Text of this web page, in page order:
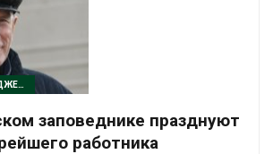
ЗАПОВЕДНЫЙ ДАЙДЖЕСТ
заповеднике празднуют
работника